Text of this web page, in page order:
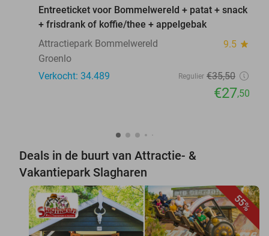
Entreeticket voor Bommelwereld + patat + snack
+ frisdrank of koffie/thee + appelgebak
Attractiepark Bommelwereld
9.5 star
Groenlo
Verkocht: 34.489
Regulier €35,50
€27,50
Deals in de buurt van Attractie- &
Vakantiepark Slagharen
55%